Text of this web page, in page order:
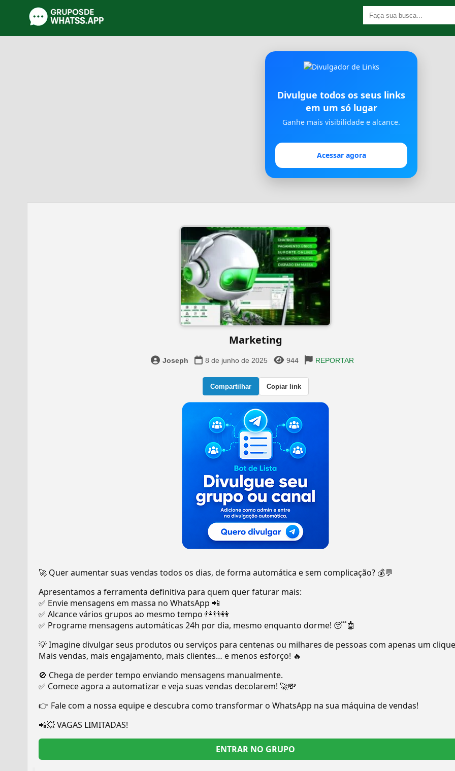
Divulgue todos os seus links
em um só lugar
Ganhe mais visibilidade e alcance.
Acessar agora
Marketing
Joseph 8 de junho de 2025 944 REPORTAR
Compartilhar Copiar link
🚀 Quer aumentar suas vendas todos os dias, de forma automática e sem complicação? 💰💬
Apresentamos a ferramenta definitiva para quem quer faturar mais:
✅ Envie mensagens em massa no WhatsApp 📲
✅ Alcance vários grupos ao mesmo tempo 👫👬👭
✅ Programe mensagens automáticas 24h por dia, mesmo enquanto dorme! 😴🤖
💡 Imagine divulgar seus produtos ou serviços para centenas ou milhares de pessoas com apenas um
Mais vendas, mais engajamento, mais clientes… e menos esforço! 🔥
🚫 Chega de perder tempo enviando mensagens manualmente.
✅ Comece agora a automatizar e veja suas vendas decolarem! 🚀💸
👉 Fale com a nossa equipe e descubra como transformar o WhatsApp na sua máquina de vendas!
📲💥 VAGAS LIMITADAS!
ENTRAR NO GRUPO